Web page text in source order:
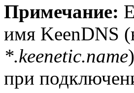
Примечание:
имя KeenDNS
*.keenetic.name
при